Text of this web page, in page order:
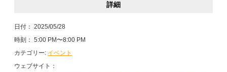
詳細
日付： 2025/05/28
時刻： 5:00 PM〜8:00 PM
カテゴリー: イベント
ウェブサイト：